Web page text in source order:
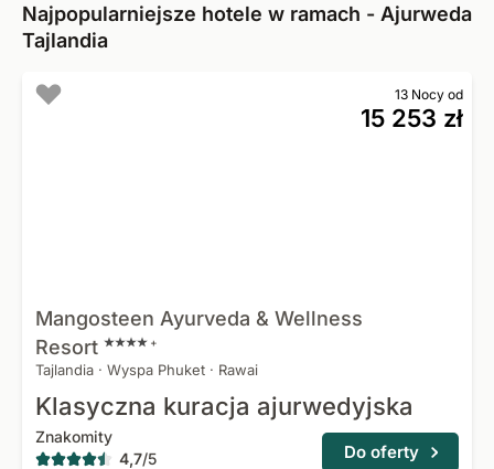
Najpopularniejsze hotele w ramach - Ajurweda
Tajlandia
13 Nocy od
15 253 zł
Mangosteen Ayurveda & Wellness
Resort
+
Tajlandia · Wyspa Phuket · Rawai
Klasyczna kuracja ajurwedyjska
Znakomity
4,7/5 Do oferty